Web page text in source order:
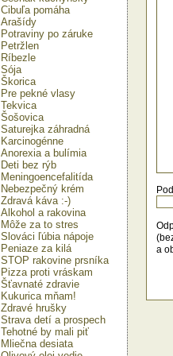
Cibuľa pomáha
Arašídy
Potraviny po záruke
Petržlen
Ríbezle
Sója
Škorica
Pre pekné vlasy
Tekvica
Šošovica
Saturejka záhradná
Karcinogénne
Anorexia a bulímia
Deti bez rýb
Meningoencefalitída
Nebezpečný krém
Zdravá káva :-)
Alkohol a rakovina
Môže za to stres
Slováci ľúbia nápoje
Peniaze za kilá
STOP rakovine prsníka
Pizza proti vráskam
Šťavnaté zdravie
Kukurica mňam!
Zdravé hrušky
Strava detí a prospech
Tehotné by mali piť
Mliečna desiata
g
a
a